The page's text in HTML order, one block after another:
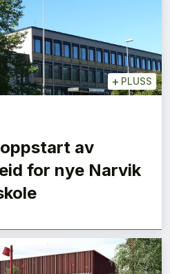
+ PLUSS
av
for nye Narvik